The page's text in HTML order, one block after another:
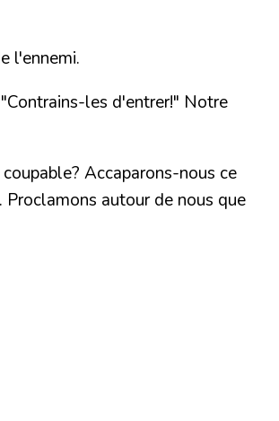
l'ennemi.
les d'entrer!" Notre
Accaparons-nous ce
autour de nous que